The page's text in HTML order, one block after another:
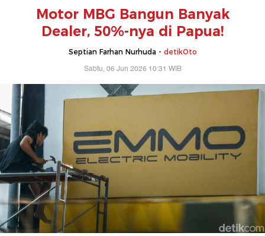
Motor MBG Bangun Banyak
Dealer, 50%-nya di Papua!
Septian Farhan Nurhuda - detikOto
Sabtu, 06 Jun 2026 10:31 WIB